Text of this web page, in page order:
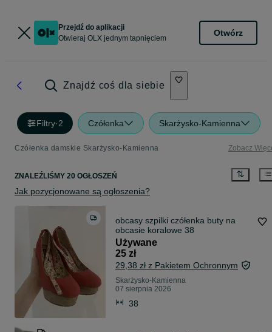
Przejdź do aplikacji
Otwieraj OLX jednym tapnięciem
Otwórz
Znajdź coś dla siebie
Filtry·2 Czółenka Skarżysko-Kamienna
Czółenka damskie Skarżysko-Kamienna Zobacz
ZNALEŹLIŚMY 20 OGŁOSZEŃ
Jak pozycjonowane są ogłoszenia?
obcasy szpilki czółenka buty na
obcasie koralowe 38
Używane
25 zł
29,38 zł z Pakietem Ochronnym
Skarżysko-Kamienna
07 sierpnia 2026
38